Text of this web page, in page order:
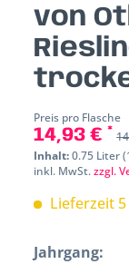
von
Preis pro Flasche
14,93 € *
Inhalt:0.75 Liter
inkl. MwSt.zzgl.
Lieferzeit
Jahrgang: